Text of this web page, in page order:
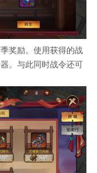
奖励。使用获得的战
。与此同时战令还可